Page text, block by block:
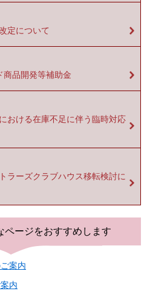
定について
商品開発等補助金
おける在庫不足に伴う臨時対応
ラーズクラブハウス移転検討に
ページをおすすめします
案内
内